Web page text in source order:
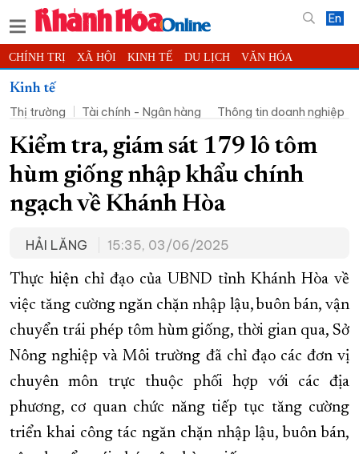
En
CHÍNH TRỊ XÃ HỘI KINH TẾ DU LỊCH VĂN HÓA
THỂ THAO
KHOA HỌC - CÔNG NGHỆ PHÁP LUẬT BẠN ĐỌC PHÓNG SỰ
THẾ GIỚI MULTIMEDIA VIDEO ĐỌC BÁO ONLINE
PODCAST THÔNG TIN - QUẢNG CÁO
QUY HOẠCH TỈNH KHÁNH HÒA
CHUNG TAY CẢI CÁCH HÀNH CHÍNH
XÂY DỰNG NÔNG THÔN MỚI LỊCH CẮT ĐIỆN
TÀU - XE - MÁY BAY
KỶ NIỆM 370 NĂM XÂY DỰNG VÀ PHÁT TRIỂN TỈNH KHÁNH HÒA
KHOẢNH KHẮC ĐẸP XỨ TRẦM
XÂY DỰNG KHÁNH HÒA TRỞ THÀNH THÀNH PHỐ TRỰC THUỘC
ĐẠI HỘI ĐẢNG CÁC CẤP TRANG CHỦ VỀ BÁO KHÁNH HÒA
Kinh tế
Thị trường
Tài chính - Ngân hàng Thông tin doanh nghiệp
Kiểm tra, giám sát 179 lô tôm
hùm giống nhập khẩu chính
ngạch về Khánh Hòa
HẢI LĂNG 15:35, 03/06/2025
Thực hiện chỉ đạo của UBND tỉnh Khánh Hòa về
việc tăng cường ngăn chặn nhập lậu, buôn bán, vận
chuyển trái phép tôm hùm giống, thời gian qua, Sở
Nông nghiệp và Môi trường đã chỉ đạo các đơn vị
chuyên môn trực thuộc phối hợp với các địa
phương, cơ quan chức năng tiếp tục tăng cường
triển khai công tác ngăn chặn nhập lậu, buôn bán,